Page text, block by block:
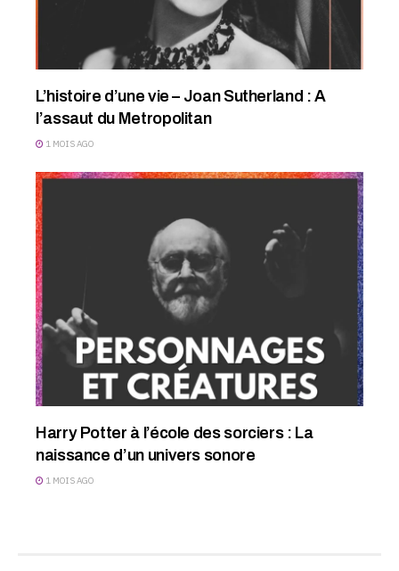
L’histoire d’une vie – Joan Sutherland : A
l’assaut du Metropolitan
1 MOIS AGO
Harry Potter à l’école des sorciers : La
naissance d’un univers sonore
1 MOIS AGO